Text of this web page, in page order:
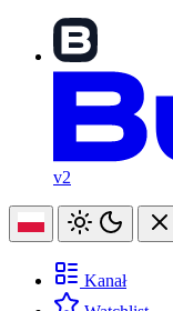
v2
Kanał